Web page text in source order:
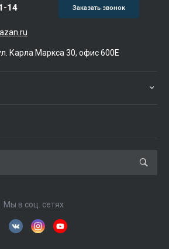
14 Заказать звонок
Карла Маркса 30, офис 600Е
Мы в соц. сетях